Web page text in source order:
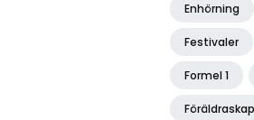
Enhörning
Festivaler
Formel 1
Föräldraskap